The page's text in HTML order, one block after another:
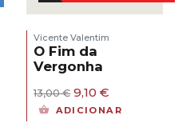
Vicente Valentim
O Fim da
Vergonha
13,00€ O
preço
original
9,10€
preço
atual
ADICIONAR